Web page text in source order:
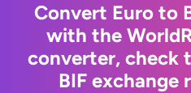
Convert Euro to
with the
converter, check
BIF exchange